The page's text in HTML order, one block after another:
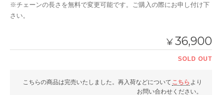
※チェーンの長さを無料で変更可能です。ご購入の際にお申し付け下
さい。
¥36,900
SOLD OUT
こちらの商品は完売いたしました。再入荷などについて こちら より
お問い合わせください。